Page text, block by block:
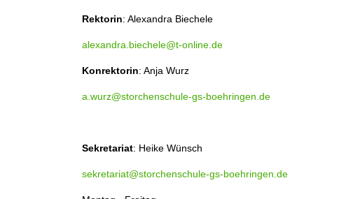
Rektorin: Alexandra Biechele
alexandra.biechele@t-online.de
Konrektorin: Anja Wurz
a.wurz@storchenschule-gs-boehringen.de
Sekretariat: Heike Wünsch
sekretariat@storchenschule-gs-boehringen.de